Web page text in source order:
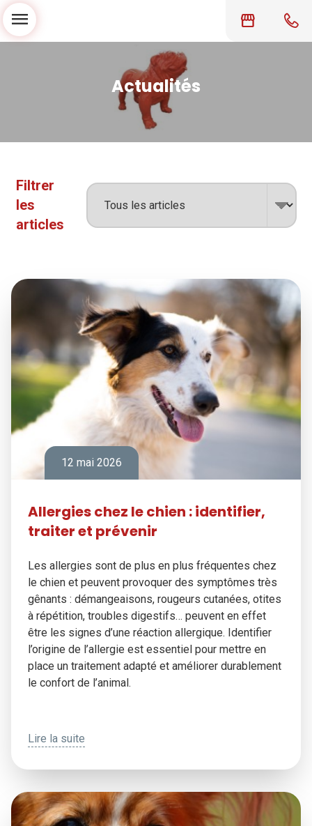
storefront
menu
Actualités
Filtrer
les
articles
12 mai 2026
Allergies chez le chien : identifier,
traiter et prévenir
Les allergies sont de plus en plus fréquentes chez
le chien et peuvent provoquer des symptômes très
gênants : démangeaisons, rougeurs cutanées, otites
à répétition, troubles digestifs… peuvent en effet
être les signes d’une réaction allergique. Identifier
l’origine de l’allergie est essentiel pour mettre en
place un traitement adapté et améliorer durablement
le confort de l’animal.
Lire la suite